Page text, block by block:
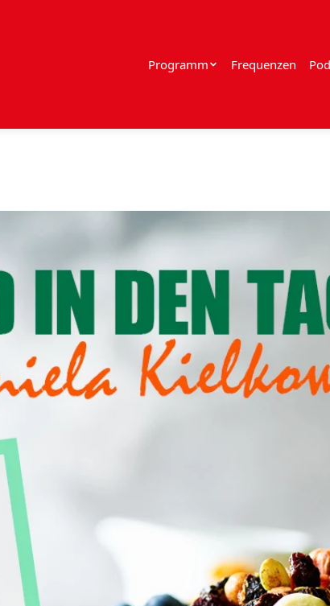
Programm Frequenzen